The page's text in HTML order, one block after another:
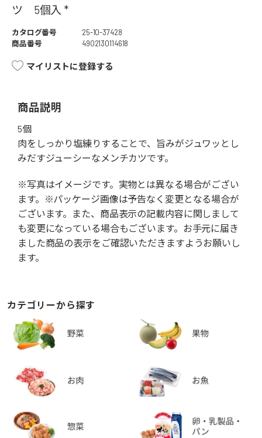
ツ 5個入 *
カタログ番号
25-10-37428
商品番号
4902130114618
マイリストに登録する
商品説明
5個
肉をしっかり塩練りすることで、旨みがジュワッとし
みだすジューシーなメンチカツです。
※写真はイメージです。実物とは異なる場合がござい
ます。※パッケージ画像は予告なく変更となる場合が
ございます。また、商品表示の記載内容に関しまして
も変更になっている場合もございます。お手元に届き
ました商品の表示をご確認いただきますようお願いし
ます。
カテゴリーから探す